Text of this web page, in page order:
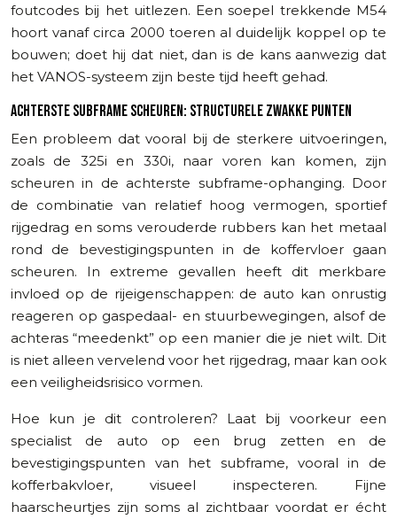
foutcodes bij het uitlezen. Een soepel trekkende M54
hoort vanaf circa 2000 toeren al duidelijk koppel op te
bouwen; doet hij dat niet, dan is de kans aanwezig dat
het VANOS-systeem zijn beste tijd heeft gehad.
ACHTERSTE SUBFRAME SCHEUREN: STRUCTURELE ZWAKKE PUNTEN
Een probleem dat vooral bij de sterkere uitvoeringen,
zoals de 325i en 330i, naar voren kan komen, zijn
scheuren in de achterste subframe-ophanging. Door
de combinatie van relatief hoog vermogen, sportief
rijgedrag en soms verouderde rubbers kan het metaal
rond de bevestigingspunten in de koffervloer gaan
scheuren. In extreme gevallen heeft dit merkbare
invloed op de rijeigenschappen: de auto kan onrustig
reageren op gaspedaal- en stuurbewegingen, alsof de
achteras “meedenkt” op een manier die je niet wilt. Dit
is niet alleen vervelend voor het rijgedrag, maar kan ook
een veiligheidsrisico vormen.
Hoe kun je dit controleren? Laat bij voorkeur een
specialist de auto op een brug zetten en de
bevestigingspunten van het subframe, vooral in de
kofferbakvloer, visueel inspecteren. Fijne
haarscheurtjes zijn soms al zichtbaar voordat er écht